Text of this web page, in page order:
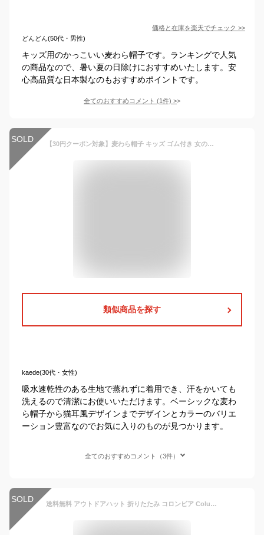
価格と在庫を楽天でチェック >>
どんどん(50代・男性)
キッズ用のかっこいい麦わら帽子です。ランキングで人気
の商品なので、暑い夏の日除けにおすすめいたします。安
心高品質な日本製なのもおすすめポイントです。
全てのおすすめコメント (1件) >
SOLD 【30円クーポン対象】麦わら帽子 キッズ ゴム付き 女の子 ベビー 折りたたみ 中折れハット UVカット たためる 日よけ 吸水速乾 洗える 幼稚園 遠足 Kids Foret キッズフォーレ 保育園 紫外線対策 50cm 52cm 54cm 56cm 子供【RCP】
類似商品を探す
kaede(30代・女性)
吸水速乾性のある生地で蒸れずに着用でき、汗をかいても
洗えるので清潔にお使いいただけます。ベーシックな麦わ
ら帽子から猫耳風デザインまでデザインとカラーのバリエ
ーション豊富なのでお気に入りのものが見つかります。
全てのおすすめコメント（3件）
SOLD 送料無料 アウトドアハット 折りたたみ コロンビア Columbia キッズ 子供 2歳〜4歳 Sunflower Fork Youth Sun Shade Hat サンシェード付き 麦わら帽子 日焼け対策 アウトドア 遠足 山登り 水あそび PU5489 2020春夏新作 11％off 【あす楽対応】